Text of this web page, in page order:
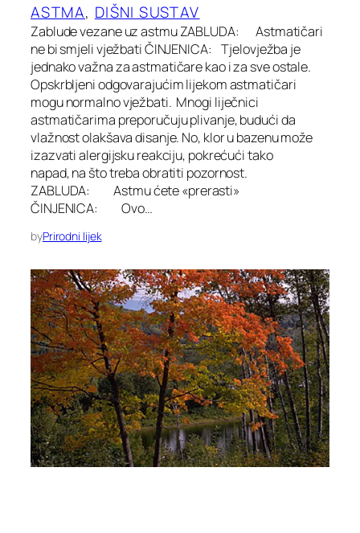
ASTMA, DIŠNI SUSTAV
Zablude vezane uz astmu ZABLUDA: Astmatičari
ne bi smjeli vježbati ČINJENICA: Tjelovježba je
jednako važna za astmatičare kao i za sve ostale.
Opskrbljeni odgovarajućim lijekom astmatičari
mogu normalno vježbati. Mnogi liječnici
astmatičarima preporučuju plivanje, budući da
vlažnost olakšava disanje. No, klor u bazenu može
izazvati alergijsku reakciju, pokrećući tako
napad, na što treba obratiti pozornost.
ZABLUDA: Astmu ćete «prerasti»
ČINJENICA: Ovo…
byPrirodni lijek